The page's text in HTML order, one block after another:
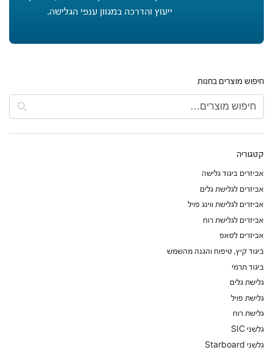
ייעוץ והדרכה במגוון ענפי הגלישה.
חיפוש מוצרים בחנות
קטגוריה
אביזרים ביגוד גלישה
אביזרים לגלישת גלים
אביזרים לגלישת ווינג פויל
אביזרים לגלישת רוח
אביזרים לסאפ
ביגוד קיץ, טיפוח והגנה מהשמש
ביגוד תרמי
גלישת גלים
גלישת פויל
גלישת רוח
גלשני SIC
גלשני Starboard